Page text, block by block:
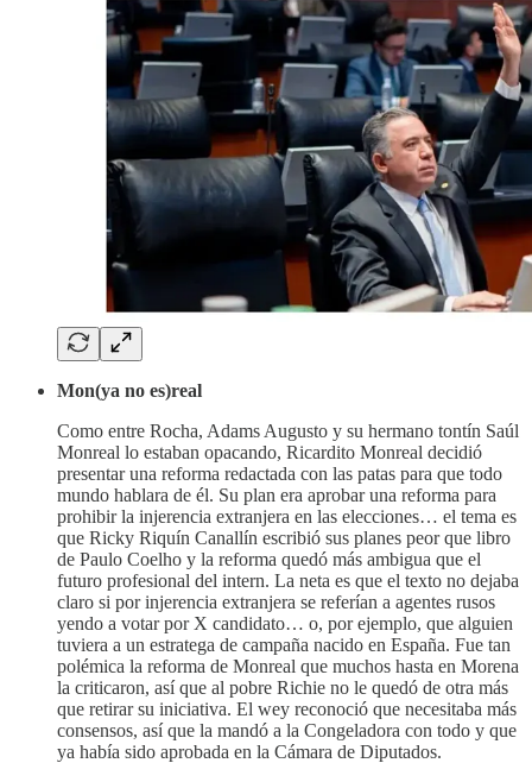
Mon(ya no es)real
Como entre Rocha, Adams Augusto y su hermano tontín Saúl
Monreal lo estaban opacando, Ricardito Monreal decidió
presentar una reforma redactada con las patas para que todo
mundo hablara de él. Su plan era aprobar una reforma para
prohibir la injerencia extranjera en las elecciones… el tema es
que Ricky Riquín Canallín escribió sus planes peor que libro
de Paulo Coelho y la reforma quedó más ambigua que el
futuro profesional del intern. La neta es que el texto no dejaba
claro si por injerencia extranjera se referían a agentes rusos
yendo a votar por X candidato… o, por ejemplo, que alguien
tuviera a un estratega de campaña nacido en España. Fue tan
polémica la reforma de Monreal que muchos hasta en Morena
la criticaron, así que al pobre Richie no le quedó de otra más
que retirar su iniciativa. El wey reconoció que necesitaba más
consensos, así que la mandó a la Congeladora con todo y que
ya había sido aprobada en la Cámara de Diputados.